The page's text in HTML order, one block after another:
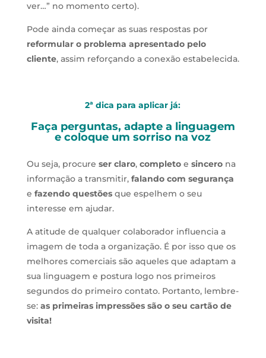
ver…” no momento certo).
Pode ainda começar as suas respostas por
reformular o problema apresentado pelo
cliente, assim reforçando a conexão estabelecida.
2ª dica para aplicar já:
Faça perguntas, adapte a linguagem
e coloque um sorriso na voz
Ou seja, procure ser claro, completoe sincerona
informação a transmitir, falando com segurança
e fazendo questõesque espelhem o seu
interesse em ajudar.
A atitude de qualquer colaborador influencia a
imagem de toda a organização. É por isso que os
melhores comerciais são aqueles que adaptam a
sua linguagem e postura logo nos primeiros
segundos do primeiro contato. Portanto, lembre-
se: as primeiras impressões são o seu cartão de
visita!